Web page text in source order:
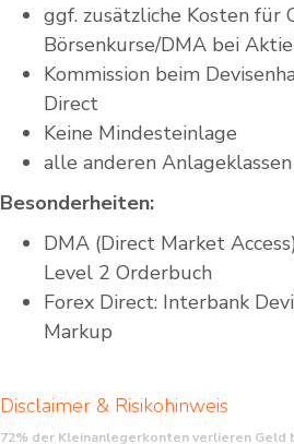
ggf. zusätzliche Kosten für
Börsenkurse/DMA bei
Kommission beim
Direct
Keine Mindesteinlage
alle anderen
Besonderheiten:
DMA (Direct Market
Level 2 Orderbuch
Forex Direct: Interbank
Markup
Disclaimer & Risikohinweis
72% der Kleinanlegerkonten verlieren Geld